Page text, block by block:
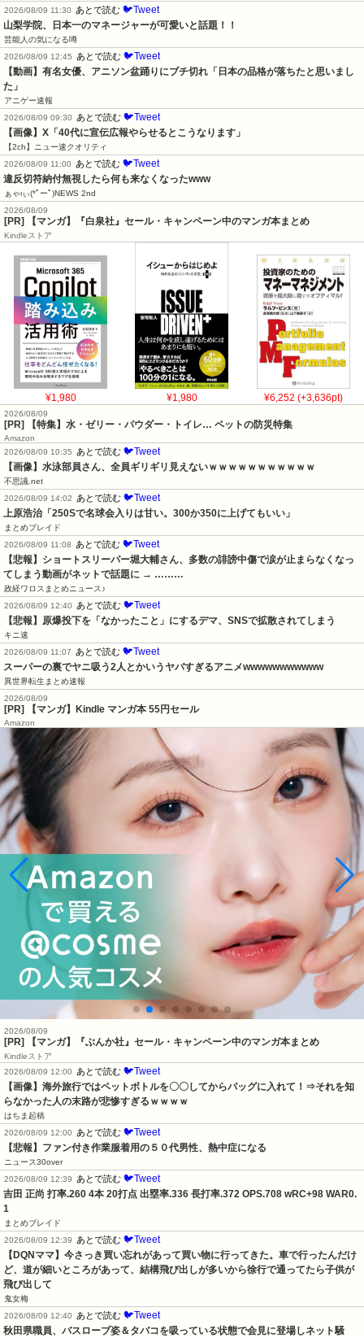
2026/08/09 11:30 あとで読む 🐦Tweet
山梨学院、日本一のマネージャーが可愛いと話題！！
芸能人の気になる噂
2026/08/09 12:45
あとで読む 🐦Tweet
【動画】有名女優、アニソン盆踊りにブチ切れ「日本の品格が落ちたと思いまし
た」
アニゲー速報
2026/08/09 09:30
あとで読む 🐦Tweet
【画像】X「40代に宣伝広報やらせるとこうなります」
【2ch】ニュー速クオリティ
2026/08/09 11:00
あとで読む 🐦Tweet
違反切符納付無視したら何も来なくなったwww
ぁゃιぃ(*ﾟーﾟ)NEWS 2nd
2026/08/09
[PR] 【マンガ】『白泉社』セール・キャンペーン中のマンガ本まとめ
Kindleストア
¥1,980 ¥1,980 ¥6,252 (+3,636pt)
2026/08/09
[PR] 【特集】水・ゼリー・パウダー・トイレ… ペットの防災特集
Amazon
2026/08/09 10:35
あとで読む 🐦Tweet
【画像】水泳部員さん、全員ギリギリ見えないｗｗｗｗｗｗｗｗｗｗｗ
不思議.net
2026/08/09 14:02
あとで読む 🐦Tweet
上原浩治「250Sで名球会入りは甘い。300か350に上げてもいい」
まとめブレイド
2026/08/09 11:08
あとで読む 🐦Tweet
【悲報】ショートスリーパー堀大輔さん、多数の誹謗中傷で涙が止まらなくなっ
てしまう動画がネットで話題に → ………
政経ワロスまとめニュース♪
2026/08/09 12:40
あとで読む 🐦Tweet
【悲報】原爆投下を「なかったこと」にするデマ、SNSで拡散されてしまう
キニ速
2026/08/09 11:07
あとで読む 🐦Tweet
スーパーの裏でヤニ吸う2人とかいうヤバすぎるアニメwwwwwwwwwww
異世界転生まとめ速報
2026/08/09
[PR] 【マンガ】Kindle マンガ本 55円セール
Amazon
2026/08/09
[PR] 【マンガ】『ぶんか社』セール・キャンペーン中のマンガ本まとめ
Kindleストア
2026/08/09 12:00
あとで読む 🐦Tweet
【画像】海外旅行ではペットボトルを〇〇してからバッグに入れて！⇒それを知
らなかった人の末路が悲惨すぎるｗｗｗｗ
はちま起稿
2026/08/09 12:00
あとで読む 🐦Tweet
【悲報】ファン付き作業服着用の５０代男性、熱中症になる
ニュース30over
2026/08/09 12:39
あとで読む 🐦Tweet
吉田 正尚 打率.260 4本 20打点 出塁率.336 長打率.372 OPS.708 wRC+98 WAR0.
1
まとめブレイド
2026/08/09 12:39
あとで読む 🐦Tweet
【DQNママ】今さっき買い忘れがあって買い物に行ってきた。車で行ったんだけ
ど、道が細いところがあって、結構飛び出しが多いから徐行で通ってたら子供が
飛び出して
鬼女梅
2026/08/09 12:40
あとで読む 🐦Tweet
秋田県職員、バスローブ姿＆タバコを吸っている状態で会見に登場しネット騒